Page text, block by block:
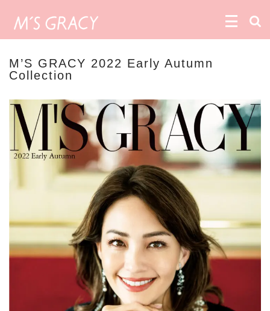
M’S GRACY 2022 Early Autumn
Collection